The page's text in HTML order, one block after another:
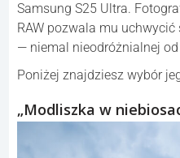
Samsung S25 Ultra.
RAW pozwala mu
— niemal nieodróżnialnej
Poniżej znajdziesz wybór
„Modliszka w